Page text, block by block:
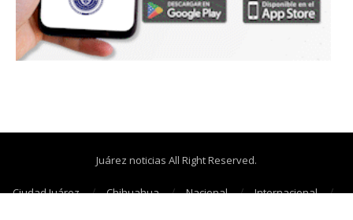
Juárez noticias All Right Reserved.
Ciudad Juárez Chihuahua Nacional
Internacional